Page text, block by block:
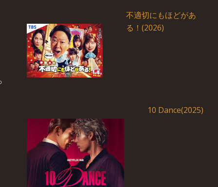
不適切にもほどがあ
る！(2026)
10 Dance(2025)